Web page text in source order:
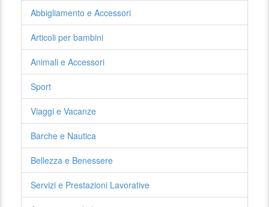
Abbigliamento e Accessori
Articoli per bambini
Animali e Accessori
Sport
Viaggi e Vacanze
Barche e Nautica
Bellezza e Benessere
Servizi e Prestazioni Lavorative